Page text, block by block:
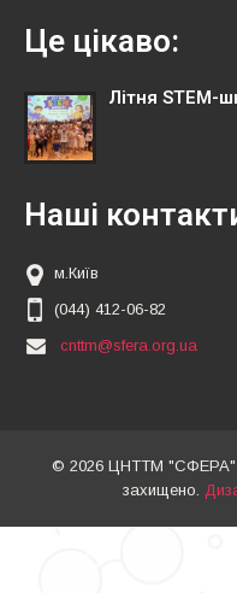
Це цікаво:
Літня STEM-
Наші
м.Київ
(044) 412-06-82
cnttm@sfera.org.ua
© 2026 ЦНТТМ "СФЕРА"
захищено.